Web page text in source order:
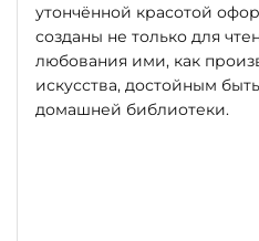
утончённой красотой
созданы не только для
любования ими, как
искусства, достойным
домашней библиотеки.